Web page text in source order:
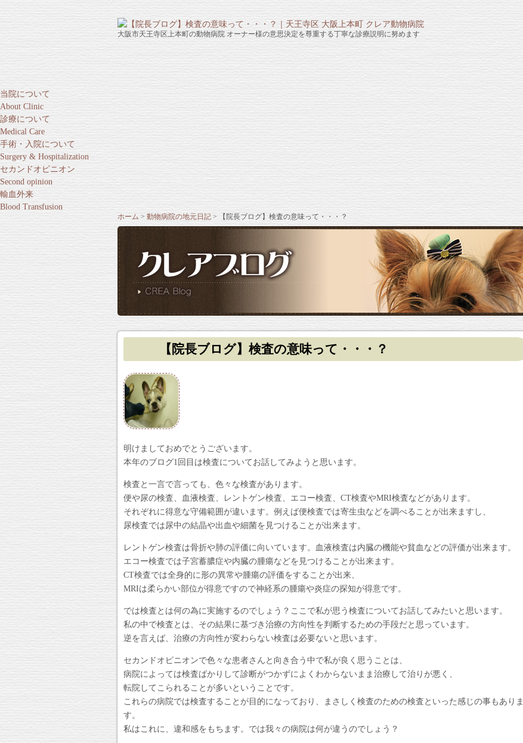
大阪市天王寺区上本町の動物病院 オーナー様の意思決定を尊重する丁寧な診療説明に努めます
当院について
About Clinic
診療について
Medical Care
手術・入院について
Surgery & Hospitalization
セカンドオピニオン
Second opinion
輸血外来
Blood Transfusion
ホーム 動物病院の地元日記 【院長ブログ】検査の意味って・・・？
【院長ブログ】検査の意味って・・・？
明けましておめでとうございます。
本年のブログ1回目は検査についてお話してみようと思います。
検査と一言で言っても、色々な検査があります。
便や尿の検査、血液検査、レントゲン検査、エコー検査、CT検査やMRI検査などがあります。
それぞれに得意な守備範囲が違います。例えば便検査では寄生虫などを調べることが出来ますし、
尿検査では尿中の結晶や出血や細菌を見つけることが出来ます。
レントゲン検査は骨折や肺の評価に向いています。血液検査は内臓の機能や貧血などの評価が出来ます。
エコー検査では子宮蓄膿症や内臓の腫瘍などを見つけることが出来ます。
CT検査では全身的に形の異常や腫瘍の評価をすることが出来、
MRIは柔らかい部位が得意ですので神経系の腫瘍や炎症の探知が得意です。
では検査とは何の為に実施するのでしょう？ここで私が思う検査についてお話してみたいと思います。
私の中で検査とは、その結果に基づき治療の方向性を判断するための手段だと思っています。
逆を言えば、治療の方向性が変わらない検査は必要ないと思います。
セカンドオピニオンで色々な患者さんと向き合う中で私が良く思うことは、
病院によっては検査ばかりして診断がつかずによくわからないまま治療して治りが悪く、
転院してこられることが多いということです。
これらの病院では検査することが目的になっており、まさしく検査のための検査といった感じの事もありま
す。
私はこれに、違和感をもちます。では我々の病院は何が違うのでしょう？